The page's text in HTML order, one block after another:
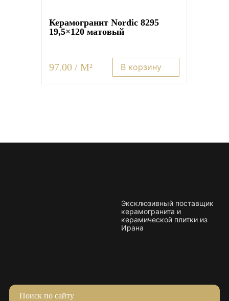
Керамогранит Nordic 8295
19,5×120 матовый
97.00 / M² В корзину
Эксклюзивный поставщик
керамогранита и
керамической плитки из
Ирана
Поиск по сайту